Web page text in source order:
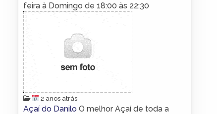
feira à Domingo de 18:00 às 22:30
2 anos atrás
Açaí do Danilo O melhor Açaí de toda a